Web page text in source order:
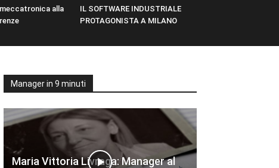
alla
IL SOFTWARE INDUSTRIALE
PROTAGONISTA A MILANO
Manager in 9 minuti
Maria Vittoria Livraga: Manager al